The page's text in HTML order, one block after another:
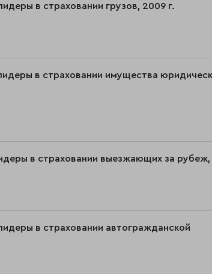
в страховании грузов, 2009 г.
в страховании имущества
в страховании выезжающих за рубеж,
в страховании автогражданской